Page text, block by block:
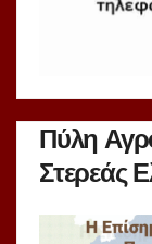
Πύλη
Στερεάς